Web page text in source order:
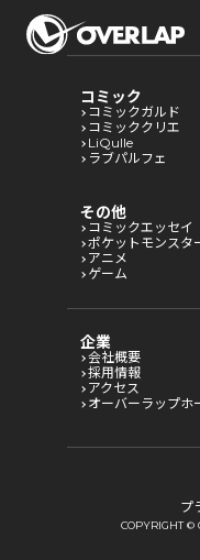
コミック
コミックガルド
コミッククリエ
LiQulle
ラブパルフェ
その他
コミックエッセイ
ポケットモンスタ
アニメ
ゲーム
企業
会社概要
採用情報
アクセス
オーバーラップホ
プ
COPYRIGHT